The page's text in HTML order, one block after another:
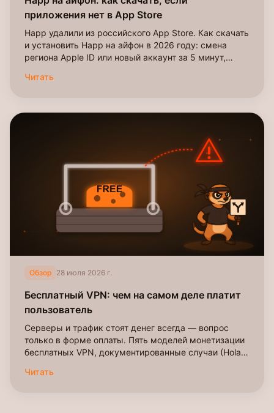
приложения нет в App Store
Happ удалили из российского App Store. Как скачать
и установить Happ на айфон в 2026 году: смена
региона Apple ID или новый аккаунт за 5 минут,
Читать
Обзор 28 июля 2026 г.
Бесплатный VPN: чем на самом деле платит
пользователь
Серверы и трафик стоят денег всегда — вопрос
только в форме оплаты. Пять моделей монетизации
бесплатных VPN, документированные случаи (Hola,
проверки перед установкой.
Читать